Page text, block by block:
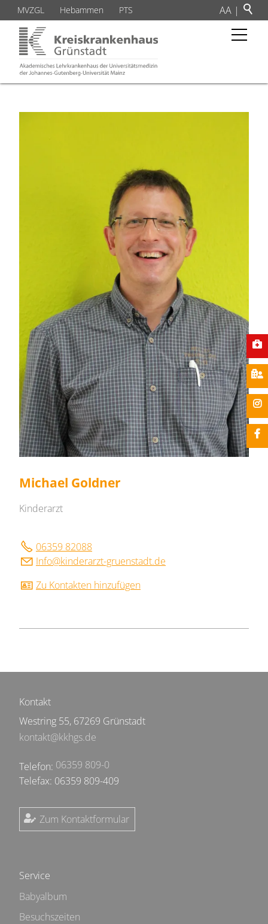
MVZGL Hebammen PTS AA |
Michael Goldner
Kinderarzt
06359 82088
Inf
k nd r rzt-gr nst dt d
Zu Kontakten hinzufügen
Kontakt
Westring 55, 67269 Grünstadt
kontakt@kkhgs.de
Telefon: 06359 809-0
Telefax: 06359 809-409
Zum Kontaktformular
Service
Babyalbum
Besuchszeiten